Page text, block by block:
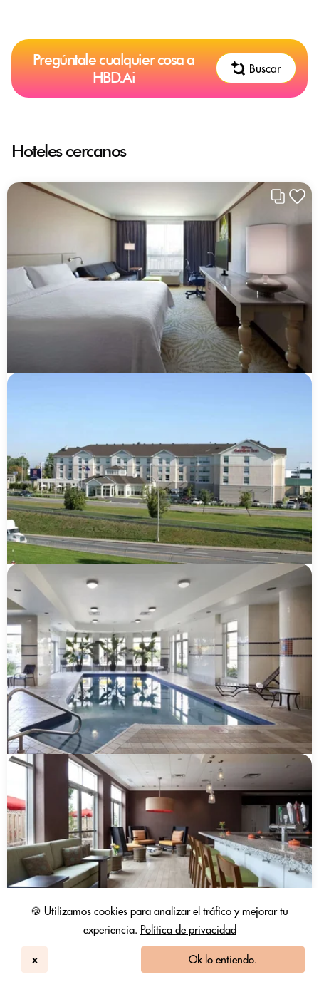
🍪 Utilizamos cookies para analizar el tráfico y mejorar tu
experiencia. Política de privacidad
x Ok lo entiendo.
Pregúntale cualquier cosa a
HBD.Ai
Buscar
Hoteles cercanos